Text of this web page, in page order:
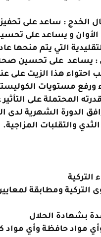
الخدج : ساعد على
الأوان و يساعد
التي يتم منحها
: يساعد على تحسين
احتواء هذا الزيت على
ورفع مستويات
المحتملة على
الدورة الشهرية لدى
والتقلبات المزاجية.
ومطابقة
بشهادة الحلال
مواد حافظة وأي مواد